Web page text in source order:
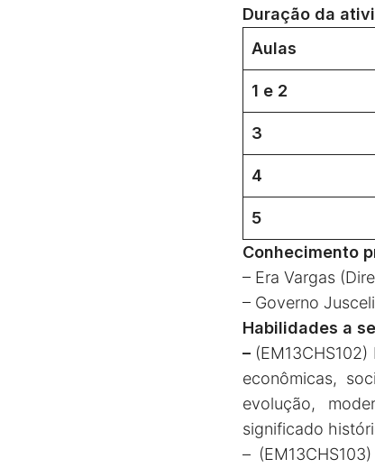
Duração da
Aulas
1 e 2
3
4
5
Conhecimento
– Era Vargas
– Governo
Habilidades a
–
econômicas,
evolução,
significado
–